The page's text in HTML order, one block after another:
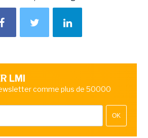
LMI
comme plus de 50000
OK